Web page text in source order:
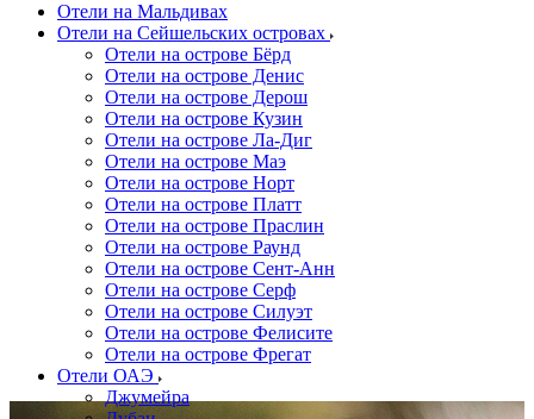
Отели на Мальдивах
Отели на Сейшельских островах
Отели на острове Бёрд
Отели на острове Денис
Отели на острове Дерош
Отели на острове Кузин
Отели на острове Ла-Диг
Отели на острове Маэ
Отели на острове Норт
Отели на острове Платт
Отели на острове Праслин
Отели на острове Раунд
Отели на острове Сент-Анн
Отели на острове Серф
Отели на острове Силуэт
Отели на острове Фелисите
Отели на острове Фрегат
Отели ОАЭ
Джумейра